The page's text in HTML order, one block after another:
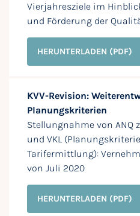
Vierjahresziele im
und Förderung der
HERUNTERLADEN (PDF)
KVV-Revision:
Planungskriterien
Stellungnahme von ANQ
und VKL
Tarifermittlung):
von Juli 2020
HERUNTERLADEN (PDF)